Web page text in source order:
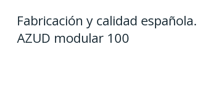
Fabricación y calidad española.
AZUD modular 100